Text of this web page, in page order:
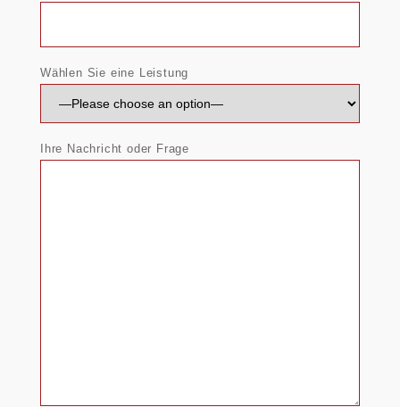
Wählen Sie eine Leistung
Ihre Nachricht oder Frage